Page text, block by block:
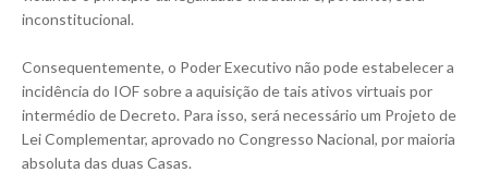
inconstitucional.
Consequentemente, o Poder Executivo não pode estabelecer a
incidência do IOF sobre a aquisição de tais ativos virtuais por
intermédio de Decreto. Para isso, será necessário um Projeto de
Lei Complementar, aprovado no Congresso Nacional, por maioria
absoluta das duas Casas.